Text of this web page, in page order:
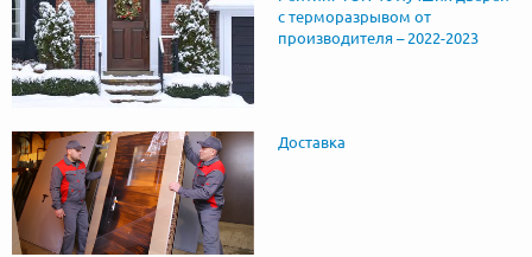
с терморазрывом от
производителя – 2022-2023
Доставка